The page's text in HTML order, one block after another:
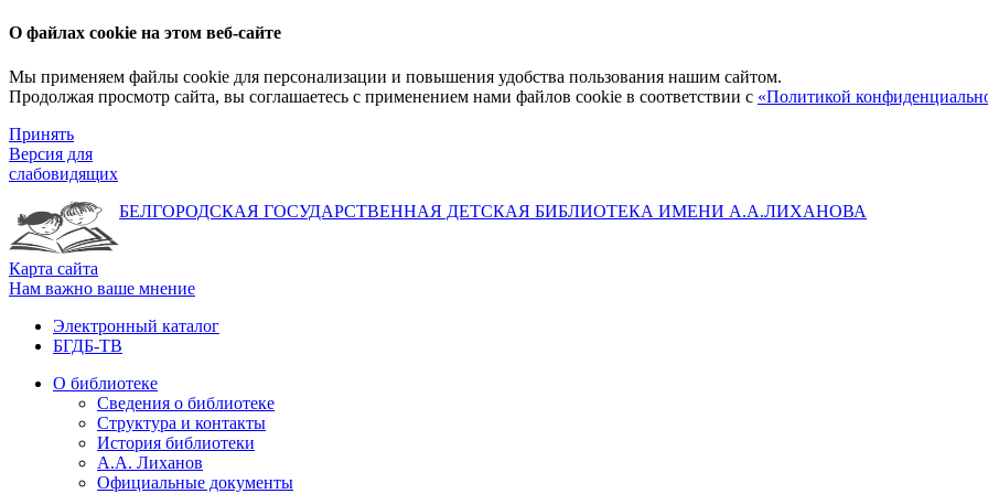
О файлах cookie на этом веб-сайте
Мы применяем файлы cookie для персонализации и повышения удобства пользования нашим сайтом.
Продолжая просмотр сайта, вы соглашаетесь с применением нами файлов cookie в соответствии с «Политикой
Принять
Версия для
слабовидящих
БЕЛГОРОДСКАЯ ГОСУДАРСТВЕННАЯ ДЕТСКАЯ БИБЛИОТЕКА ИМЕНИ А.А.ЛИХАНОВА
Карта сайта
Нам важно ваше мнение
Электронный каталог
БГДБ-ТВ
О библиотеке
Сведения о библиотеке
Структура и контакты
История библиотеки
А.А. Лиханов
Официальные документы